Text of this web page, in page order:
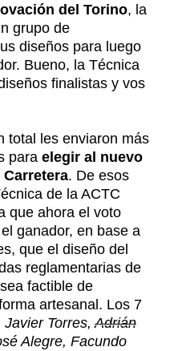
del Torino, la
grupo de
diseños para luego
Bueno, la Técnica
finalistas y vos
total les enviaron más
para elegir al nuevo
. De esos
de la ACTC
que ahora el voto
ganador, en base a
que el diseño del
reglamentarias de
factible de
artesanal. Los 7
Javier Torres,Adrián
Alegre, Facundo